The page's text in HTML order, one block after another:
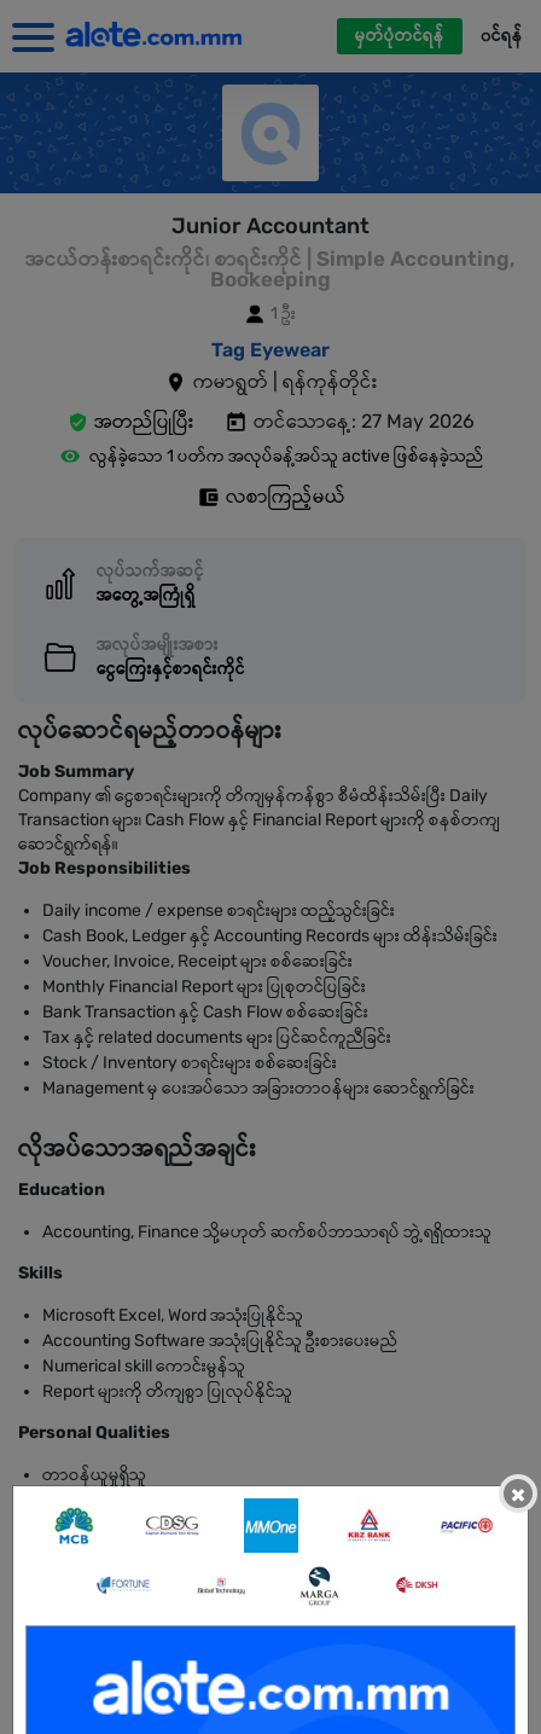
မှတ်ပုံတင်ရန် ၀င်ရန်
Junior Accountant
အငယ်တန်းစာရင်းကိုင်၊ စာရင်းကိုင် | Simple Accounting,
Bookeeping
1 ဦး
Tag Eyewear
ကမာရွတ် | ရန်ကုန်တိုင်း
အတည်ပြုပြီး
တင်သောနေ့: 27 May 2026
လွန်ခဲ့သော 1 ပတ်က အလုပ်ခန့်အပ်သူ active ဖြစ်နေခဲ့သည်
လစာကြည့်မယ်
လုပ်သက်အဆင့်
အတွေ့အကြုံရှိ
အလုပ်အမျိုးအစား
ငွေကြေးနှင့်စာရင်းကိုင်
လုပ်ဆောင်ရမည့်တာဝန်များ
Job Summary
Company ၏ ငွေစာရင်းများကို တိကျမှန်ကန်စွာ စီမံထိန်းသိမ်းပြီး Daily
Transaction များ၊ Cash Flow နှင့် Financial Report များကို စနစ်တကျ
ဆောင်ရွက်ရန်။
Job Responsibilities
Daily income / expense စာရင်းများ ထည့်သွင်းခြင်း
Cash Book, Ledger နှင့် Accounting Records များ ထိန်းသိမ်းခြင်း
Voucher, Invoice, Receipt များ စစ်ဆေးခြင်း
Monthly Financial Report များ ပြုစုတင်ပြခြင်း
Bank Transaction နှင့် Cash Flow စစ်ဆေးခြင်း
Tax နှင့် related documents များ ပြင်ဆင်ကူညီခြင်း
Stock / Inventory စာရင်းများ စစ်ဆေးခြင်း
Management မှ ပေးအပ်သော အခြားတာဝန်များ ဆောင်ရွက်ခြင်း
လိုအပ်သောအရည်အချင်း
Education
Accounting, Finance သို့မဟုတ် ဆက်စပ်ဘာသာရပ် ဘွဲ့ရရှိထားသူ
Skills
Microsoft Excel, Word အသုံးပြုနိုင်သူ
Accounting Software အသုံးပြုနိုင်သူ ဦးစားပေးမည်
Numerical skill ကောင်းမွန်သူ
Report များကို တိကျစွာ ပြုလုပ်နိုင်သူ
Personal Qualities
တာဝန်ယူမှုရှိသူ
အဖွဲ့အစည်းနှင့် ပူးပေါင်းလုပ်ဆောင်နိုင်သူ
Pressure အောက်တွင် အလုပ်လုပ်နိုင်သူ
×